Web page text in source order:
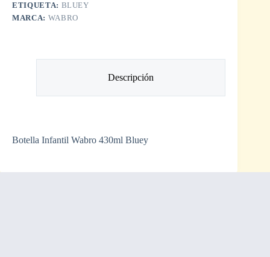
ETIQUETA: BLUEY
MARCA: WABRO
Descripción
Botella Infantil Wabro 430ml Bluey